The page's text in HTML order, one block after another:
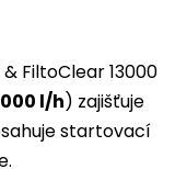
FiltoClear 13000
l/h) zajišťuje
startovací